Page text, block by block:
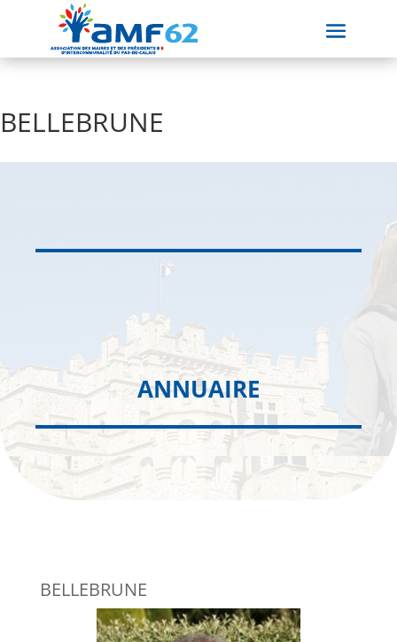
BELLEBRUNE
ANNUAIRE
BELLEBRUNE